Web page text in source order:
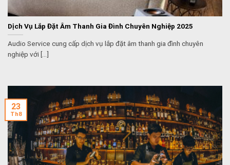
Dịch Vụ Lắp Đặt Âm Thanh Gia Đình Chuyên Nghiệp 2025
Audio Service cung cấp dịch vụ lắp đặt âm thanh gia đình chuyên
nghiệp với [...]
23
Th8